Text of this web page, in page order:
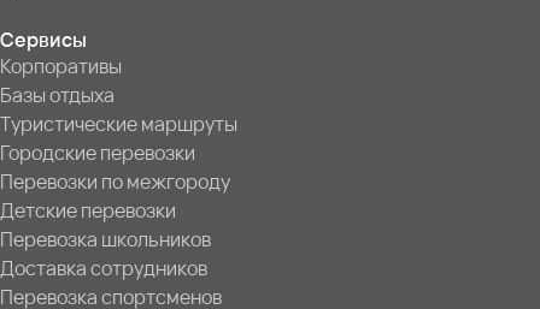
Сервисы
Корпоративы
Базы отдыха
Туристические маршруты
Городские перевозки
Перевозки по межгороду
Детские перевозки
Перевозка школьников
Доставка сотрудников
Перевозка спортсменов